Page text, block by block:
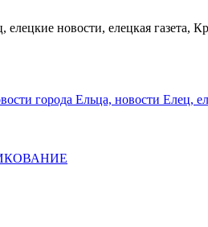
новости, елецкая газета,
города Ельца, новости Елец,